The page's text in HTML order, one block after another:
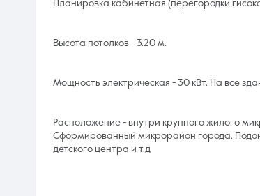
Планировка кабинетная (перегородки
Высота потолков - 3.20 м.
Мощность электрическая - 30 кВт. На все
Расположение - внутри крупного жилого
Сформированный микрорайон города.
детского центра и т.д